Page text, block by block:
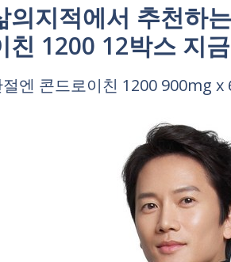
의지적에서 추천하
친 1200 12박스 지
엔 콘드로이친 1200 900mg x